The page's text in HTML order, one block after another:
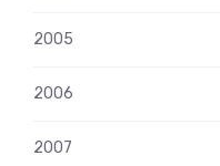
2005
2006
2007